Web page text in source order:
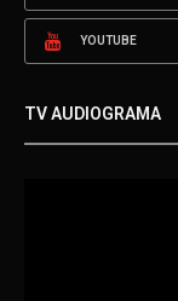
YOUTUBE
TV AUDIOGRAMA